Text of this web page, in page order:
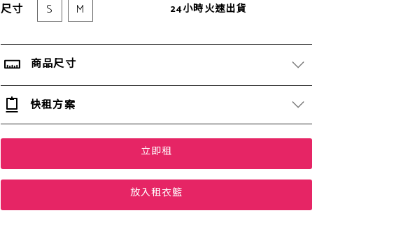
尺寸 S M 24小時火速出貨
商品尺寸
快租方案
立即租
放入租衣籃